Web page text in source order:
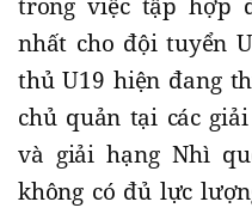
nhất cho đội tuyển
thủ U19 hiện đang
chủ quản tại các
và giải hạng Nhì
không có đủ lực